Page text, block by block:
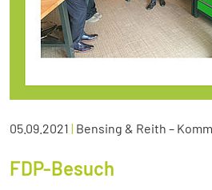
05.09.2021 | Bensing & Reith –
FDP-Besuch